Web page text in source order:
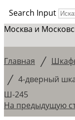
Search Input
Москва и
Главная /
/ 4-дверный
Ш-245
На предыдущую